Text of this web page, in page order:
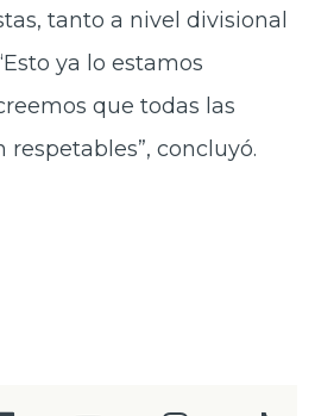
tanto a nivel divisional
ya lo estamos
que todas las
concluyó.